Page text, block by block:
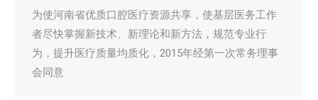
为使河南省优质口腔医疗资源共享，使基层医务工作
者尽快掌握新技术、新理论和新方法，规范专业行
为，提升医疗质量均质化，2015年经第一次常务理事
会同意